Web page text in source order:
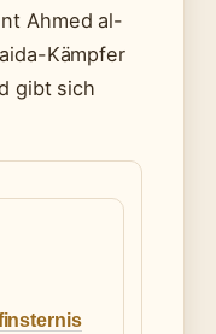
Ahmed al-
Kämpfer
gibt sich